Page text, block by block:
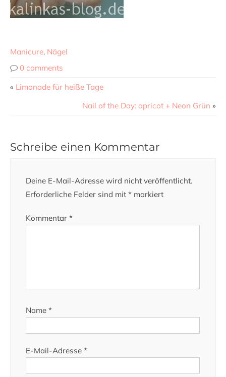
Manicure, Nägel
0 comments
« Limonade für heiße Tage
Nail of the Day: apricot + Neon Grün »
Schreibe einen Kommentar
Deine E-Mail-Adresse wird nicht veröffentlicht.
Erforderliche Felder sind mit * markiert
Kommentar *
Name *
E-Mail-Adresse *